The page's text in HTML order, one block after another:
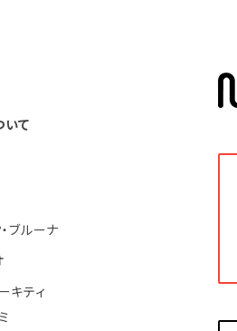
いて
ブルーナ
キティ